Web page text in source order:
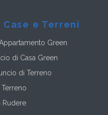
e Terreni
Green
di Casa Green
di Terreno
Rudere